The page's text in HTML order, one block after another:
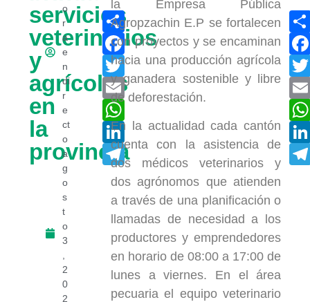
servicios
veterinarios
y
agrícolas
en
la
provincia
o
r
a
e
n
di
r
e
ct
o
a
g
o
s
t
o
3
2
0
2
Compartir
Facebook
Twitter
Email
WhatsApp
LinkedIn
Telegram
la Empresa Pública
Agropzachin E.P se fortalecen
con proyectos y se encaminan
hacia una producción agrícola
y ganadera sostenible y libre
de deforestación.
En la actualidad cada cantón
cuenta con la asistencia de
dos médicos veterinarios y
dos agrónomos que atienden
a través de una planificación o
llamadas de necesidad a los
productores y emprendedores
en horario de 08:00 a 17:00 de
lunes a viernes. En el área
pecuaria el equipo veterinario